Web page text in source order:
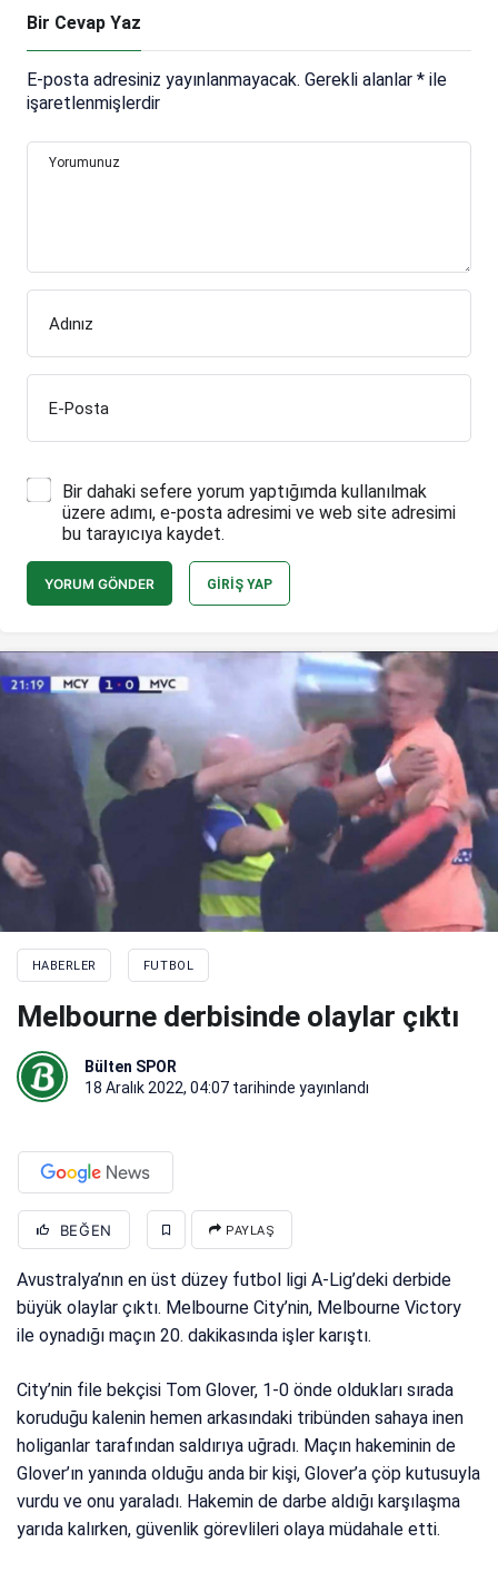
Bir Cevap Yaz
E-posta adresiniz yayınlanmayacak. Gerekli alanlar * ile
işaretlenmişlerdir
Yorumunuz
Adınız
E-Posta
Bir dahaki sefere yorum yaptığımda kullanılmak
üzere adımı, e-posta adresimi ve web site adresimi
bu tarayıcıya kaydet.
YORUM GÖNDER GIRIŞ YAP
HABERLER FUTBOL
Melbourne derbisinde olaylar çıktı
Bülten SPOR
18 Aralık 2022, 04:07 tarihinde yayınlandı
BEĞEN PAYLAŞ
Avustralya’nın en üst düzey futbol ligi A-Lig’deki derbide
büyük olaylar çıktı. Melbourne City’nin, Melbourne Victory
ile oynadığı maçın 20. dakikasında işler karıştı.
City’nin file bekçisi Tom Glover, 1-0 önde oldukları sırada
koruduğu kalenin hemen arkasındaki tribünden sahaya inen
holiganlar tarafından saldırıya uğradı. Maçın hakeminin de
Glover’ın yanında olduğu anda bir kişi, Glover’a çöp kutusuyla
vurdu ve onu yaraladı. Hakemin de darbe aldığı karşılaşma
yarıda kalırken, güvenlik görevlileri olaya müdahale etti.